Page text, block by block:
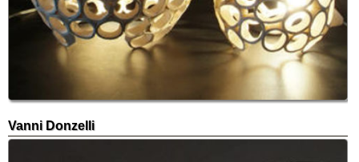
Vanni Donzelli